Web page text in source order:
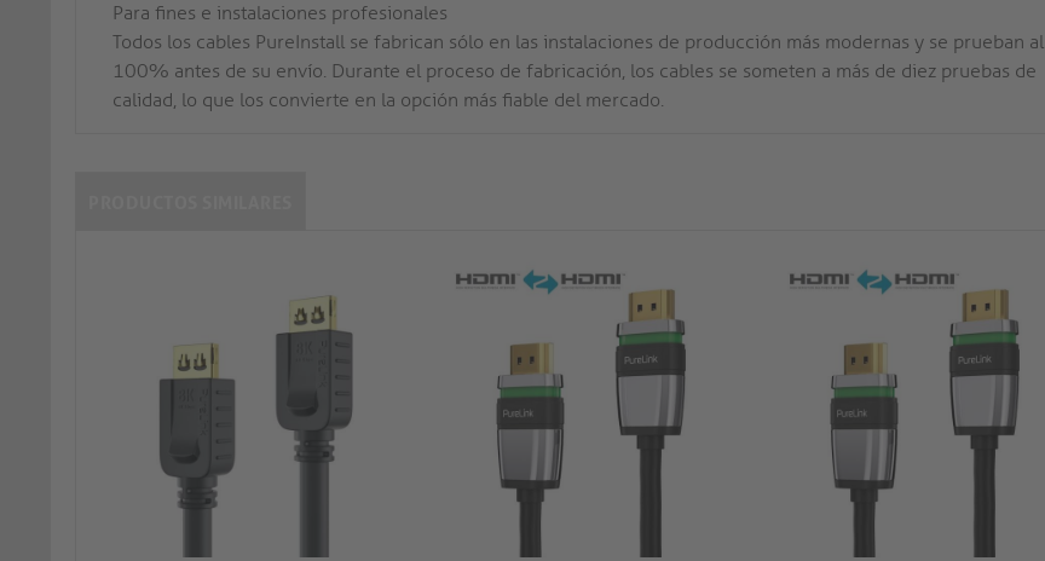
Para fines e instalaciones profesionales
Todos los cables PureInstall se fabrican sólo en las instalaciones de producción más modernas y se prueban al
100% antes de su envío. Durante el proceso de fabricación, los cables se someten a más de diez pruebas de
calidad, lo que los convierte en la opción más fiable del mercado.